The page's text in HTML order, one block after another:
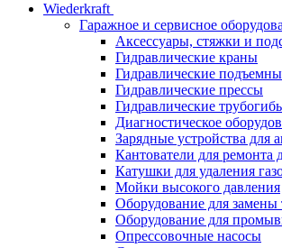
Wiederkraft
Гаражное и сервисное
Аксессуары, стяжки и
Гидравлические краны
Гидравлические
Гидравлические прессы
Гидравлические
Диагностическое
Зарядные устройства для
Кантователи для ремонта
Катушки для удаления
Мойки высокого давления
Оборудование для замены
Оборудование для
Опрессовочные насосы